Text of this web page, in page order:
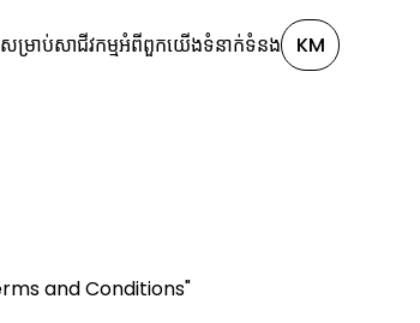
សម្រាប់សាជីវកម្មអំពី​ពួក​យើងទំនាក់ទំនង KM